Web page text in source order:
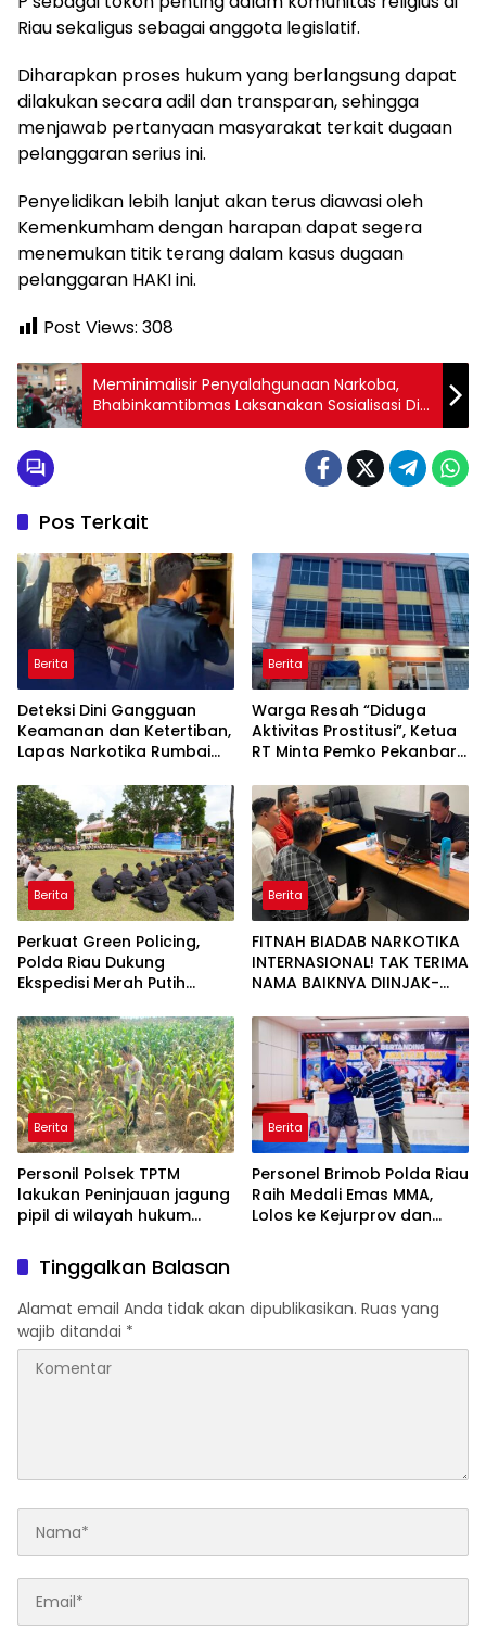
Riau sekaligus sebagai anggota legislatif.
Diharapkan proses hukum yang berlangsung dapat
dilakukan secara adil dan transparan, sehingga
menjawab pertanyaan masyarakat terkait dugaan
pelanggaran serius ini.
Penyelidikan lebih lanjut akan terus diawasi oleh
Kemenkumham dengan harapan dapat segera
menemukan titik terang dalam kasus dugaan
pelanggaran HAKI ini.
Post Views: 308
Meminimalisir Penyalahgunaan Narkoba,
Bhabinkamtibmas Laksanakan Sosialisasi Di
Desa Batas
Pos Terkait
Berita
Deteksi Dini Gangguan
Keamanan dan Ketertiban,
Lapas Narkotika Rumbai
Hunian
Berita
Warga Resah “Diduga
Aktivitas Prostitusi”, Ketua
RT Minta Pemko Pekanbaru
Aktivitas Z Homestay di
Jalan Tanjung Datuk
Berita
Perkuat Green Policing,
Polda Riau Dukung
Ekspedisi Merah Putih
Penanaman Mangrove
Berita
FITNAH BIADAB NARKOTIKA
INTERNASIONAL! TAK TERIMA
NAMA BAIKNYA DIINJAK-
DECLARE WAR: SIAP Bantai
DAN SERET AKUN PEMBUNUH
KARAKTER KE PENJARA
POLDA KEPRI!
Berita
Personil Polsek TPTM
lakukan Peninjauan jagung
pipil di wilayah hukum
Berita
Personel Brimob Polda Riau
Raih Medali Emas MMA,
Lolos ke Kejurprov dan
Tinggalkan Balasan
Alamat email Anda tidak akan dipublikasikan. Ruas yang
wajib ditandai *